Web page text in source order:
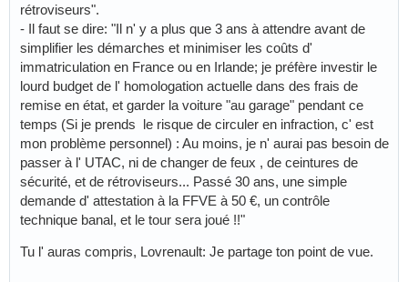
rétroviseurs".
- Il faut se dire: "Il n' y a plus que 3 ans à attendre avant de
simplifier les démarches et minimiser les coûts d'
immatriculation en France ou en Irlande; je préfère investir le
lourd budget de l' homologation actuelle dans des frais de
remise en état, et garder la voiture "au garage" pendant ce
temps (Si je prends le risque de circuler en infraction, c' est
mon problème personnel) : Au moins, je n' aurai pas besoin de
passer à l' UTAC, ni de changer de feux , de ceintures de
sécurité, et de rétroviseurs... Passé 30 ans, une simple
demande d' attestation à la FFVE à 50 €, un contrôle
technique banal, et le tour sera joué !!"
Tu l' auras compris, Lovrenault: Je partage ton point de vue.